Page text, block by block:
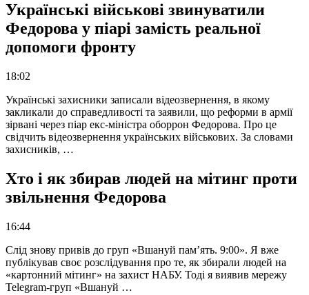
Українські військові звинуватили
Федорова у піарі замість реальної
допомоги фронту
18:02
Українські захисники записали відеозвернення, в якому
закликали до справедливості та заявили, що реформи в армії
зірвані через піар екс-міністра оборрон Федорова. Про це
свідчить відеозвернення українських військових. За словами
захисників, …
Хто і як збирав людей на мітинг проти
звільнення Федорова
16:44
Слід знову привів до груп «Вшануй пам’ять. 9:00». Я вже
публікував своє розслідування про те, як збирали людей на
«картонний мітинг» на захист НАБУ. Тоді я виявив мережу
Telegram-груп «Вшануй …